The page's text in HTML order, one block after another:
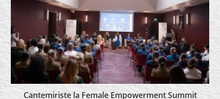
Cantemiriste la Female Empowerment Summit